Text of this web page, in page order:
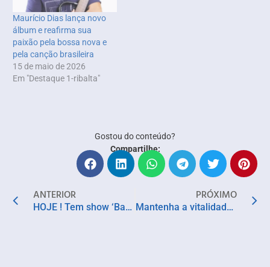
Maurício Dias lança novo
álbum e reafirma sua
paixão pela bossa nova e
pela canção brasileira
15 de maio de 2026
Em "Destaque 1-ribalta"
Gostou do conteúdo?
Compartilhe:
ANTERIOR
HOJE ! Tem show ‘Bahia Cura e Ramayana’ no Rio Vermelho
PRÓXIMO
Mantenha a vitalidade dos músculos durante o processo de envelhecimento